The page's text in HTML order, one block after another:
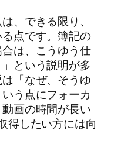
、できる限り、
点です。簿記の
は、こうゆう仕
という説明が多
「なぜ、そうゆ
う点にフォーカ
画の時間が長い
得したい方には向